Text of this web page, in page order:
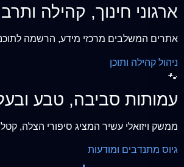
ארגוני חינוך, קהילה
אתרים המשלבים מרכזי מידע, הרשמה
ניהול קהילה ותוכן
🐾
עמותות סביבה, טבע
ממשק ויזואלי עשיר המציג סיפורי הצלה,
גיוס מתנדבים ומודעות